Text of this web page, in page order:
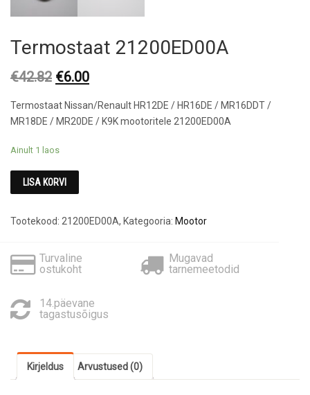
Termostaat 21200ED00A
€42.82 Original
was:
€42.82.
€6.00Current
is:
€6.00.
Termostaat Nissan/Renault HR12DE / HR16DE / MR16DDT /
MR18DE / MR20DE / K9K mootoritele 21200ED00A
Ainult 1 laos
LISA KORVI
Tootekood: 21200ED00A, Kategooria: Mootor
Turvaline
ostukoht
Mugavad
tarnemeetodid
14.päevane
tagastusõigus
Kirjeldus Arvustused (0)